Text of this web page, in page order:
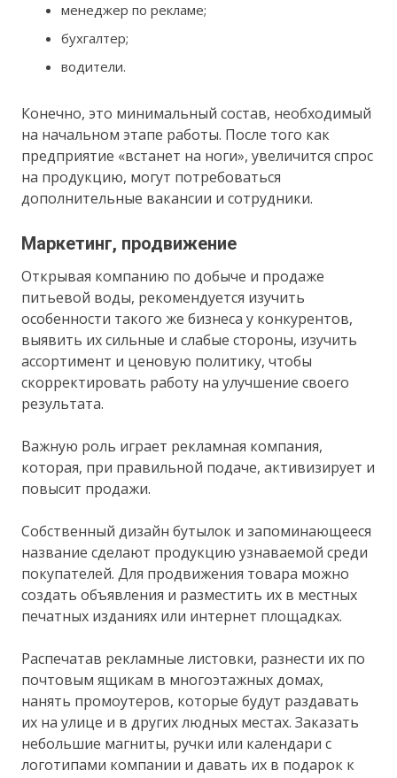
менеджер по рекламе;
бухгалтер;
водители.
Конечно, это минимальный состав, необходимый
на начальном этапе работы. После того как
предприятие «встанет на ноги», увеличится спрос
на продукцию, могут потребоваться
дополнительные вакансии и сотрудники.
Маркетинг, продвижение
Открывая компанию по добыче и продаже
питьевой воды, рекомендуется изучить
особенности такого же бизнеса у конкурентов,
выявить их сильные и слабые стороны, изучить
ассортимент и ценовую политику, чтобы
скорректировать работу на улучшение своего
результата.
Важную роль играет рекламная компания,
которая, при правильной подаче, активизирует и
повысит продажи.
Собственный дизайн бутылок и запоминающееся
название сделают продукцию узнаваемой среди
покупателей. Для продвижения товара можно
создать объявления и разместить их в местных
печатных изданиях или интернет площадках.
Распечатав рекламные листовки, разнести их по
почтовым ящикам в многоэтажных домах,
нанять промоутеров, которые будут раздавать
их на улице и в других людных местах. Заказать
небольшие магниты, ручки или календари с
логотипами компании и давать их в подарок к